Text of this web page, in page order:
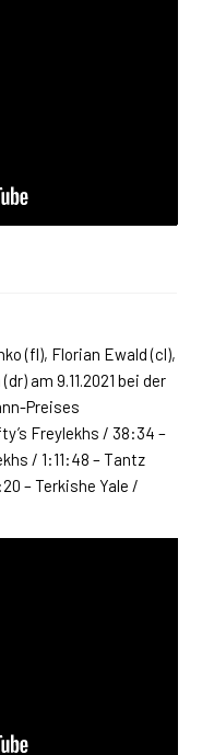
(fl), Florian Ewald (cl),
am 9.11.2021 bei der
Preises
Freylekhs / 38:34 –
/ 1:11:48 – Tantz
– Terkishe Yale /